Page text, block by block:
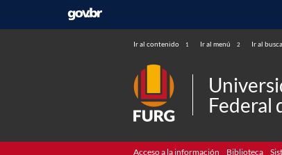
Ir al contenido 1 Ir al menú 2 Ir al
Federal
Acceso a la información Biblioteca